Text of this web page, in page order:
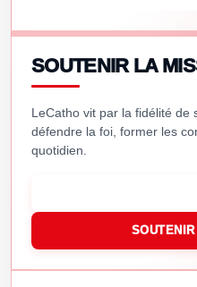
SOUTENIR LA
LeCatho vit par la fidélité de
défendre la foi, former les
quotidien.